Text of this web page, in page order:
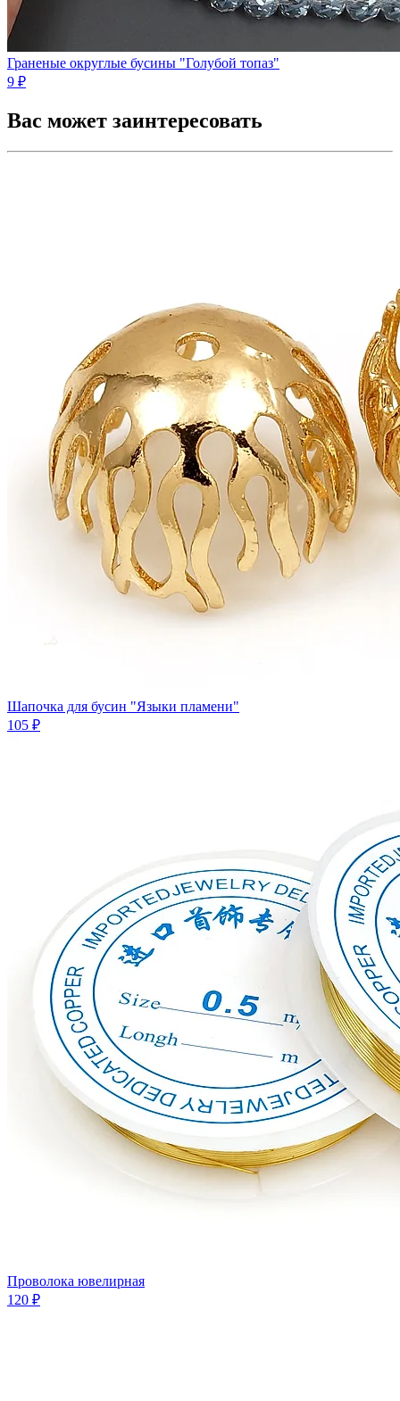
Граненые округлые бусины "Голубой топаз"
9 ₽
Вас может заинтересовать
Шапочка для бусин "Языки пламени"
105 ₽
Проволока ювелирная
120 ₽